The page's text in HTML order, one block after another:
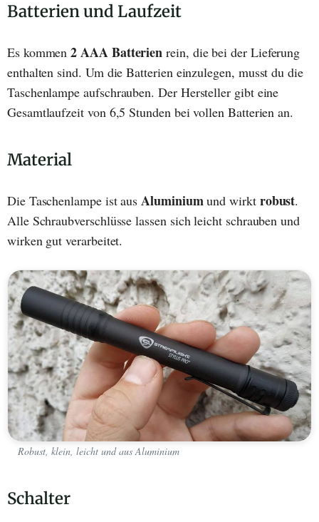
Batterien und Laufzeit
Es kommen2 AAA Batterien rein, die bei der Lieferung
enthalten sind. Um die Batterien einzulegen, musst du die
Taschenlampe aufschrauben. Der Hersteller gibt eine
Gesamtlaufzeit von 6,5 Stunden bei vollen Batterien an.
Material
Die Taschenlampe ist ausAluminiumund wirkt robust.
Alle Schraubverschlüsse lassen sich leicht schrauben und
wirken gut verarbeitet.
Robust, klein, leicht und aus Aluminium
Schalter